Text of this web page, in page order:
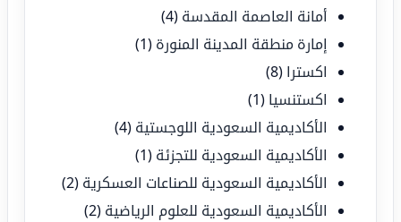
أمانة العاصمة المقدسة (4)
إمارة منطقة المدينة المنورة (1)
اكسترا (8)
اكستنسيا (1)
الأكاديمية السعودية اللوجستية (4)
الأكاديمية السعودية للتجزئة (1)
الأكاديمية السعودية للصناعات العسكرية (2)
الأكاديمية السعودية للعلوم الرياضية (2)